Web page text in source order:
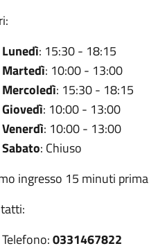
Lunedì: 15:30 - 18:15
Martedì: 10:00 - 13:00
Mercoledì: 15:30 - 18:15
Giovedì: 10:00 - 13:00
Venerdì: 10:00 - 13:00
Sabato: Chiuso
ingresso 15 minuti
Telefono:0331467822